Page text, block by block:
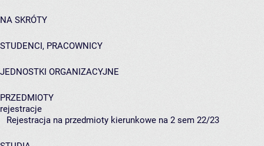
NA SKRÓTY
STUDENCI, PRACOWNICY
JEDNOSTKI ORGANIZACYJNE
PRZEDMIOTY
rejestracje
Rejestracja na przedmioty kierunkowe na 2 sem 22/23